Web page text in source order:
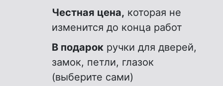
Честная цена, которая не
изменится до конца работ
В подарок ручки для дверей,
замок, петли, глазок
(выберите сами)